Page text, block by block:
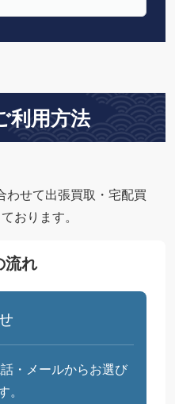
利用方法
わせて出張買取・宅配買
おります。
流れ
・メールからお選び